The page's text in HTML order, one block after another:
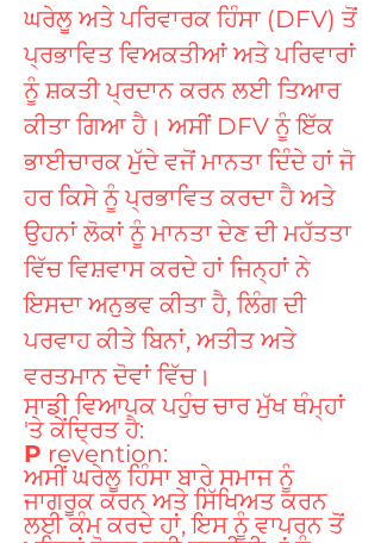
ਘਰੇਲੂ ਅਤੇ ਪਰਿਵਾਰਕ ਹਿੰਸਾ (DFV) ਤੋਂ
ਪ੍ਰਭਾਵਿਤ ਵਿਅਕਤੀਆਂ ਅਤੇ ਪਰਿਵਾਰਾਂ
ਨੂੰ ਸ਼ਕਤੀ ਪ੍ਰਦਾਨ ਕਰਨ ਲਈ ਤਿਆਰ
ਕੀਤਾ ਗਿਆ ਹੈ। ਅਸੀਂ DFV ਨੂੰ ਇੱਕ
ਭਾਈਚਾਰਕ ਮੁੱਦੇ ਵਜੋਂ ਮਾਨਤਾ ਦਿੰਦੇ ਹਾਂ ਜੋ
ਹਰ ਕਿਸੇ ਨੂੰ ਪ੍ਰਭਾਵਿਤ ਕਰਦਾ ਹੈ ਅਤੇ
ਉਹਨਾਂ ਲੋਕਾਂ ਨੂੰ ਮਾਨਤਾ ਦੇਣ ਦੀ ਮਹੱਤਤਾ
ਵਿੱਚ ਵਿਸ਼ਵਾਸ ਕਰਦੇ ਹਾਂ ਜਿਨ੍ਹਾਂ ਨੇ
ਇਸਦਾ ਅਨੁਭਵ ਕੀਤਾ ਹੈ, ਲਿੰਗ ਦੀ
ਪਰਵਾਹ ਕੀਤੇ ਬਿਨਾਂ, ਅਤੀਤ ਅਤੇ
ਵਰਤਮਾਨ ਦੋਵਾਂ ਵਿੱਚ।
ਸਾਡੀ ਵਿਆਪਕ ਪਹੁੰਚ ਚਾਰ ਮੁੱਖ ਥੰਮ੍ਹਾਂ
'ਤੇ ਕੇਂਦ੍ਰਿਤ ਹੈ:
P revention:
ਅਸੀਂ ਘਰੇਲੂ ਹਿੰਸਾ ਬਾਰੇ ਸਮਾਜ ਨੂੰ
ਜਾਗਰੂਕ ਕਰਨ ਅਤੇ ਸਿੱਖਿਅਤ ਕਰਨ
ਲਈ ਕੰਮ ਕਰਦੇ ਹਾਂ, ਇਸ ਨੂੰ ਵਾਪਰਨ ਤੋਂ